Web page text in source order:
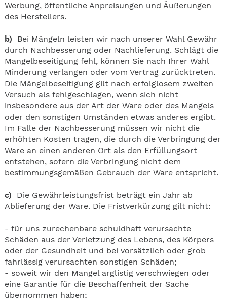
Werbung, öffentliche Anpreisungen und Äußerungen
des Herstellers.
b) Bei Mängeln leisten wir nach unserer Wahl Gewähr
durch Nachbesserung oder Nachlieferung. Schlägt die
Mangelbeseitigung fehl, können Sie nach Ihrer Wahl
Minderung verlangen oder vom Vertrag zurücktreten.
Die Mängelbeseitigung gilt nach erfolglosem zweiten
Versuch als fehlgeschlagen, wenn sich nicht
insbesondere aus der Art der Ware oder des Mangels
oder den sonstigen Umständen etwas anderes ergibt.
Im Falle der Nachbesserung müssen wir nicht die
erhöhten Kosten tragen, die durch die Verbringung der
Ware an einen anderen Ort als den Erfüllungsort
entstehen, sofern die Verbringung nicht dem
bestimmungsgemäßen Gebrauch der Ware entspricht.
c) Die Gewährleistungsfrist beträgt ein Jahr ab
Ablieferung der Ware. Die Fristverkürzung gilt nicht:
- für uns zurechenbare schuldhaft verursachte
Schäden aus der Verletzung des Lebens, des Körpers
oder der Gesundheit und bei vorsätzlich oder grob
fahrlässig verursachten sonstigen Schäden;
- soweit wir den Mangel arglistig verschwiegen oder
eine Garantie für die Beschaffenheit der Sache
übernommen haben;